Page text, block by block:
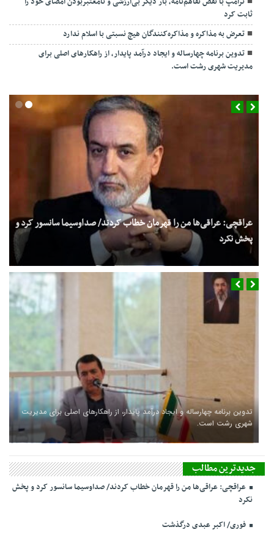
ثابت کرد
تعرض به مذاکره و مذاکره‌کنندگان هیچ نسبتی با اسلام ندارد
تدوین برنامه چهارساله و ایجاد درآمد پایدار، از راهکارهای اصلی برای
مدیریت شهری رشت است.
عراقچی: عراقی‌ها من را قهرمان خطاب کردند/ صداوسیما سانسور کرد و
پخش نکرد
تدوین برنامه چهارساله و ایجاد درآمد پایدار، از راهکارهای اصلی برای مدیریت
شهری رشت است.
جدیدترین مطالب
عراقچی: عراقی‌ها من را قهرمان خطاب کردند/ صداوسیما سانسور کرد و پخش
نکرد
فوری/ اکبر عبدی درگذشت